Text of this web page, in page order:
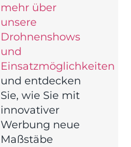
mehr über
unsere
Drohnenshows
und
Einsatzmöglichkeiten
und entdecken
Sie, wie Sie mit
innovativer
Werbung neue
Maßstäbe